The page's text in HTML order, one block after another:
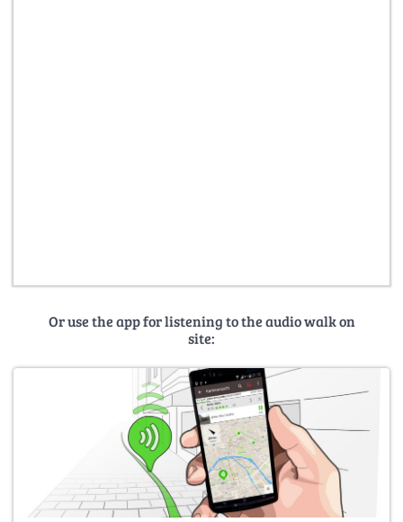
Or use the app for listening to the audio walk on
site: